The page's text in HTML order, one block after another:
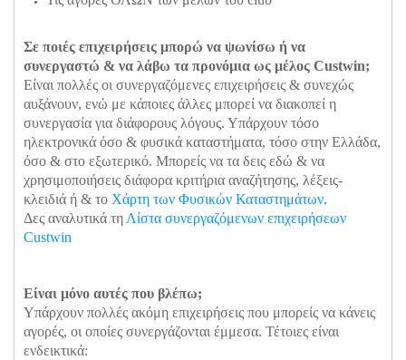
Σε ποιές επιχειρήσεις μπορώ να ψωνίσω ή να
συνεργαστώ & να λάβω τα προνόμια ως μέλος Custwin;
Είναι πολλές οι συνεργαζόμενες επιχειρήσεις & συνεχώς
αυξάνουν, ενώ με κάποιες άλλες μπορεί να διακοπεί η
συνεργασία για διάφορους λόγους. Υπάρχουν τόσο
ηλεκτρονικά όσο & φυσικά καταστήματα, τόσο στην Ελλάδα,
όσο & στο εξωτερικό. Μπορείς να τα δεις εδώ & να
χρησιμοποιήσεις διάφορα κριτήρια αναζήτησης, λέξεις-
κλειδιά ή & το Χάρτη των Φυσικών Καταστημάτων.
Δες αναλυτικά τη Λίστα συνεργαζόμενων επιχειρήσεων
Custwin
Είναι μόνο αυτές που βλέπω;
Υπάρχουν πολλές ακόμη επιχειρήσεις που μπορείς να κάνεις
αγορές, οι οποίες συνεργάζονται έμμεσα. Τέτοιες είναι
ενδεικτικά: